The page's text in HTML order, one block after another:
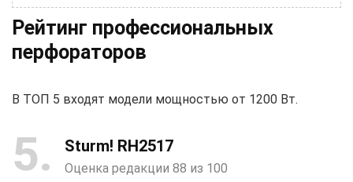
Рейтинг профессиональных
перфораторов
В ТОП 5 входят модели мощностью от 1200 Вт.
5 Sturm! RH2517
Оценка редакции 88 из 100